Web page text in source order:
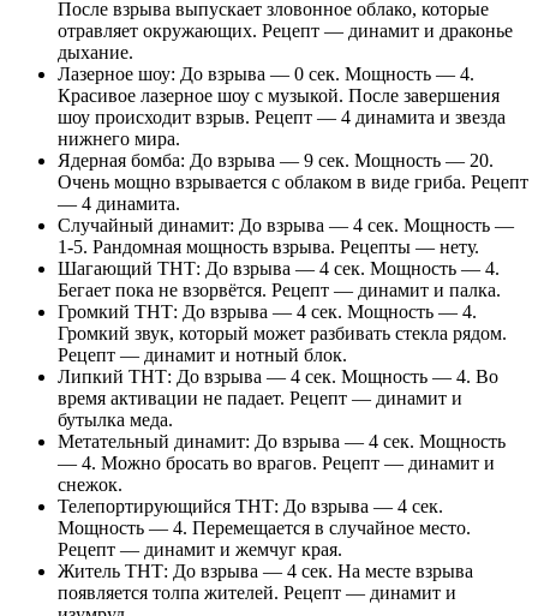
После взрыва выпускает зловонное облако, которые
отравляет окружающих. Рецепт — динамит и драконье
дыхание.
Лазерное шоу: До взрыва — 0 сек. Мощность — 4.
Красивое лазерное шоу с музыкой. После завершения
шоу происходит взрыв. Рецепт — 4 динамита и звезда
нижнего мира.
Ядерная бомба: До взрыва — 9 сек. Мощность — 20.
Очень мощно взрывается с облаком в виде гриба. Рецепт
— 4 динамита.
Случайный динамит: До взрыва — 4 сек. Мощность —
1-5. Рандомная мощность взрыва. Рецепты — нету.
Шагающий ТНТ: До взрыва — 4 сек. Мощность — 4.
Бегает пока не взорвётся. Рецепт — динамит и палка.
Громкий ТНТ: До взрыва — 4 сек. Мощность — 4.
Громкий звук, который может разбивать стекла рядом.
Рецепт — динамит и нотный блок.
Липкий ТНТ: До взрыва — 4 сек. Мощность — 4. Во
время активации не падает. Рецепт — динамит и
бутылка меда.
Метательный динамит: До взрыва — 4 сек. Мощность
— 4. Можно бросать во врагов. Рецепт — динамит и
снежок.
Телепортирующийся ТНТ: До взрыва — 4 сек.
Мощность — 4. Перемещается в случайное место.
Рецепт — динамит и жемчуг края.
Житель ТНТ: До взрыва — 4 сек. На месте взрыва
появляется толпа жителей. Рецепт — динамит и